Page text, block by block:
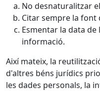
No desnaturalitzar
Citar sempre la font
Esmentar la data
informació.
Així mateix, la
d'altres béns jurídics
les dades personals, la